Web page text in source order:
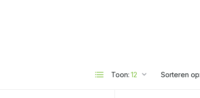
Toon: Sorteren op: